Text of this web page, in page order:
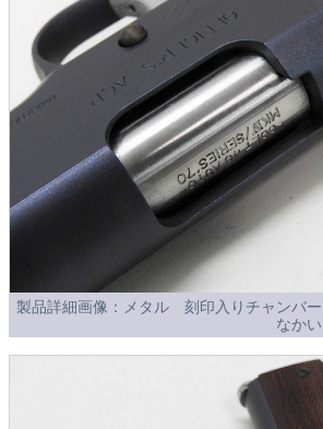
製品詳細画像：メタル 刻印入りチャンバ
なか